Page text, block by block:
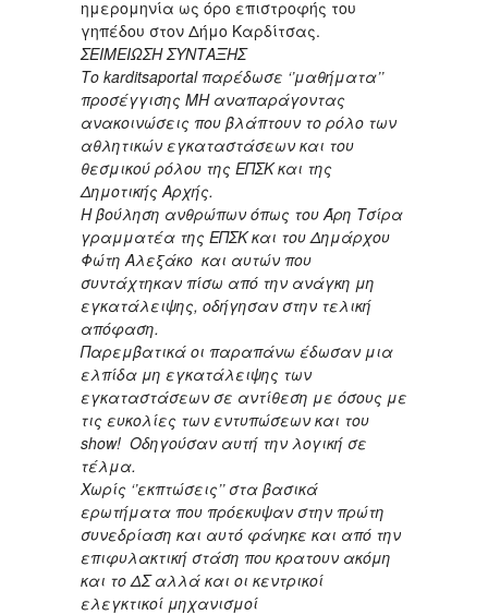
ημερομηνία ως όρο επιστροφής του
γηπέδου στον Δήμο Καρδίτσας.
ΣΕΙΜΕΙΩΣΗ ΣΥΝΤΑΞΗΣ
Το karditsaportal παρέδωσε ‘’μαθήματα’’
προσέγγισης ΜΗ αναπαράγοντας
ανακοινώσεις που βλάπτουν το ρόλο των
αθλητικών εγκαταστάσεων και του
θεσμικού ρόλου της ΕΠΣΚ και της
Δημοτικής Αρχής.
Η βούληση ανθρώπων όπως του Άρη Τσίρα
γραμματέα της ΕΠΣΚ και του Δημάρχου
Φώτη Αλεξάκο και αυτών που
συντάχτηκαν πίσω από την ανάγκη μη
εγκατάλειψης, οδήγησαν στην τελική
απόφαση.
Παρεμβατικά οι παραπάνω έδωσαν μια
ελπίδα μη εγκατάλειψης των
εγκαταστάσεων σε αντίθεση με όσους με
τις ευκολίες των εντυπώσεων και του
show! Οδηγούσαν αυτή την λογική σε
τέλμα.
Χωρίς ‘’εκπτώσεις’’ στα βασικά
ερωτήματα που πρόεκυψαν στην πρώτη
συνεδρίαση και αυτό φάνηκε και από την
επιφυλακτική στάση που κρατoυν ακόμη
και το ΔΣ αλλά και οι κεντρικοί
ελεγκτικοί μηχανισμοί